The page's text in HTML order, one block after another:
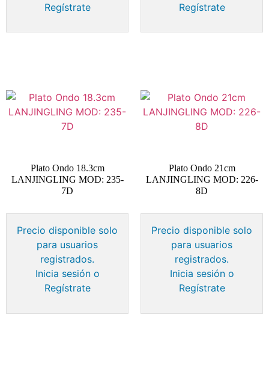
Regístrate
Regístrate
Plato Ondo 18.3cm
LANJINGLING MOD: 235-
7D
Precio disponible solo
para usuarios
registrados.
Inicia sesión o
Regístrate
Plato Ondo 21cm
LANJINGLING MOD: 226-
8D
Precio disponible solo
para usuarios
registrados.
Inicia sesión o
Regístrate